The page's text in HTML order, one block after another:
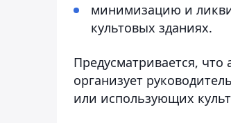
минимизацию и
культовых зданиях.
Предусматривается,
организует
или использующих